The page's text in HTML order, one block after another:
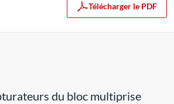
Télécharger le PDF
du bloc multiprise